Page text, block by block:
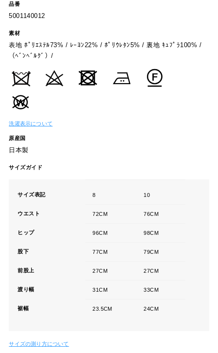
品番
5001140012
素材
表地 ﾎﾟﾘｴｽﾃﾙ73% / ﾚｰﾖﾝ22% / ﾎﾟﾘｳﾚﾀﾝ5% / 裏地 ｷｭﾌﾟﾗ100% /
（ﾍﾞﾝﾍﾞﾙｸﾞ）/
洗濯表示について
原産国
日本製
サイズガイド
サイズ表記 8 10
ウエスト 72CM 76CM
ヒップ 96CM 98CM
股下 77CM 79CM
前股上 27CM 27CM
渡り幅 31CM 33CM
裾幅 23.5CM 24CM
サイズの測り方について